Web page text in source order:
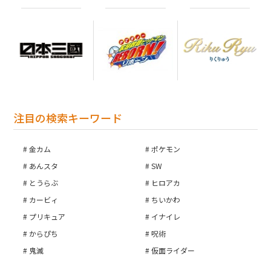
注目の検索キーワード
金カム
ポケモン
あんスタ
SW
とうらぶ
ヒロアカ
カービィ
ちいかわ
プリキュア
イナイレ
からぴち
呪術
鬼滅
仮面ライダー